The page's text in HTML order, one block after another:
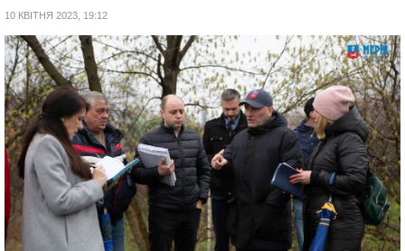
10 КВІТНЯ 2023, 19:12